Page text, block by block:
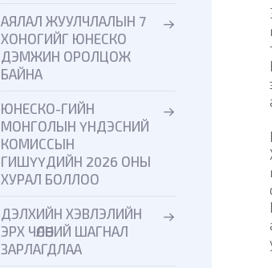
АЯЛАЛ ЖУУЛЧЛАЛЫН 7
ХОНОГИЙГ ЮНЕСКО
ДЭМЖИН ОРОЛЦОЖ
БАЙНА
ЮНЕСКО-ГИЙН
МОНГОЛЫН ҮНДЭСНИЙ
КОМИССЫН
ГИШҮҮДИЙН 2026 ОНЫ
ХУРАЛ БОЛЛОО
ДЭЛХИЙН ХЭВЛЭЛИЙН
ЭРХ ЧӨЛӨӨНИЙ ШАГНАЛ
ЗАРЛАГДЛАА